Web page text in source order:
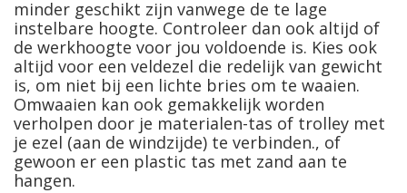
minder geschikt zijn vanwege de te lage
instelbare hoogte. Controleer dan ook altijd of
de werkhoogte voor jou voldoende is. Kies ook
altijd voor een veldezel die redelijk van gewicht
is, om niet bij een lichte bries om te waaien.
Omwaaien kan ook gemakkelijk worden
verholpen door je materialen-tas of trolley met
je ezel (aan de windzijde) te verbinden., of
gewoon er een plastic tas met zand aan te
hangen.